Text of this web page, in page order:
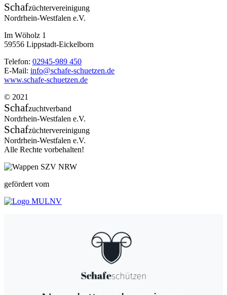
Schafzüchtervereinigung
Nordrhein-Westfalen e.V.
Im Wöholz 1
59556 Lippstadt-Eickelborn
Telefon: 02945-989 450
E-Mail: info@schafe-schuetzen.de
www.schafe-schuetzen.de
© 2021
Schafzuchtverband
Nordrhein-Westfalen e.V.
Schafzüchtervereinigung
Nordrhein-Westfalen e.V.
Alle Rechte vorbehalten!
gefördert vom